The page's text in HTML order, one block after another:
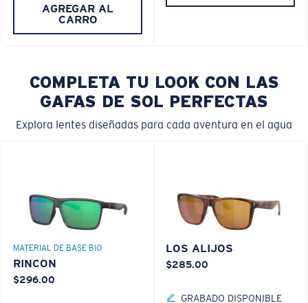
AGREGAR AL
CARRO
COMPLETA TU LOOK CON LAS
GAFAS DE SOL PERFECTAS
Explora lentes diseñadas para cada aventura en el agua
MATERIAL DE BASE BIO
RINCON
$296.00
LOS ALIJOS
$285.00
GRABADO DISPONIBLE